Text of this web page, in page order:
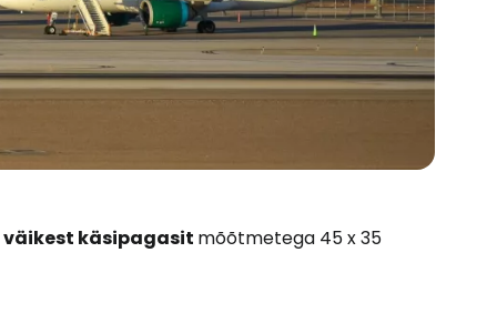
väikest käsipagasit mõõtmetega 45 x 35